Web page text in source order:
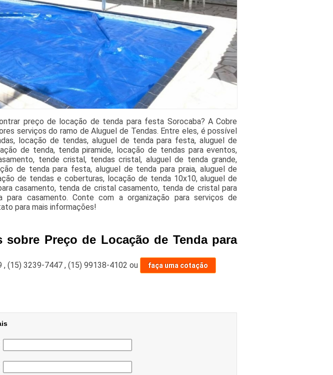
preço de locação de tenda para festa Sorocaba? A Cobre
serviços do ramo de Aluguel de Tendas. Entre eles, é possível
locação de tendas, aluguel de tenda para festa, aluguel de
de tenda, tenda piramide, locação de tendas para eventos,
tende cristal, tendas cristal, aluguel de tenda grande,
de tenda para festa, aluguel de tenda para praia, aluguel de
de tendas e coberturas, locação de tenda 10x10, aluguel de
casamento, tenda de cristal casamento, tenda de cristal para
para casamento. Conte com a organização para serviços de
para mais informações!
sobre Preço de Locação de Tenda para
, (15) 3239-7447 , (15) 99138-4102 ou faça uma cotação